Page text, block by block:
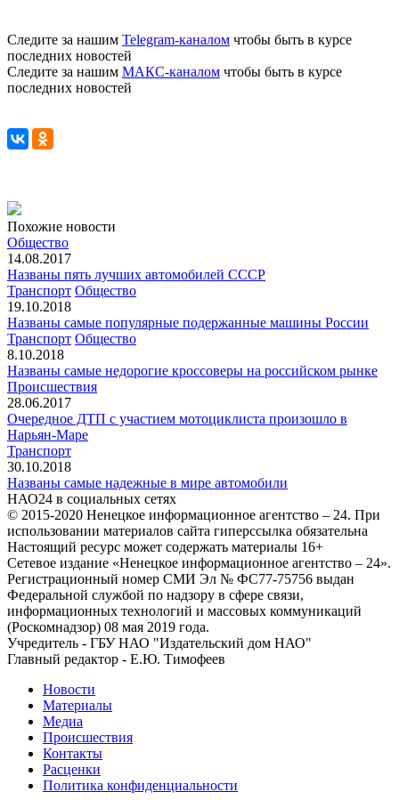
Следите за нашим Telegram-каналом чтобы быть в курсе
последних новостей
Следите за нашим МАКС-каналом чтобы быть в курсе
последних новостей
Похожие новости
Общество
14.08.2017
Названы пять лучших автомобилей СССР
Транспорт Общество
19.10.2018
Названы самые популярные подержанные машины России
Транспорт Общество
8.10.2018
Названы самые недорогие кроссоверы на российском рынке
Происшествия
28.06.2017
Очередное ДТП с участием мотоциклиста произошло в
Нарьян-Маре
Транспорт
30.10.2018
Названы самые надежные в мире автомобили
НАО24 в социальных сетях
© 2015-2020 Ненецкое информационное агентство – 24. При
использовании материалов сайта гиперссылка обязательна
Настоящий ресурс может содержать материалы 16+
Сетевое издание «Ненецкое информационное агентство – 24».
Регистрационный номер СМИ Эл № ФС77-75756 выдан
Федеральной службой по надзору в сфере связи,
информационных технологий и массовых коммуникаций
(Роскомнадзор) 08 мая 2019 года.
Учредитель - ГБУ НАО "Издательский дом НАО"
Главный редактор - Е.Ю. Тимофеев
Новости
Материалы
Медиа
Происшествия
Контакты
Расценки
Политика конфиденциальности